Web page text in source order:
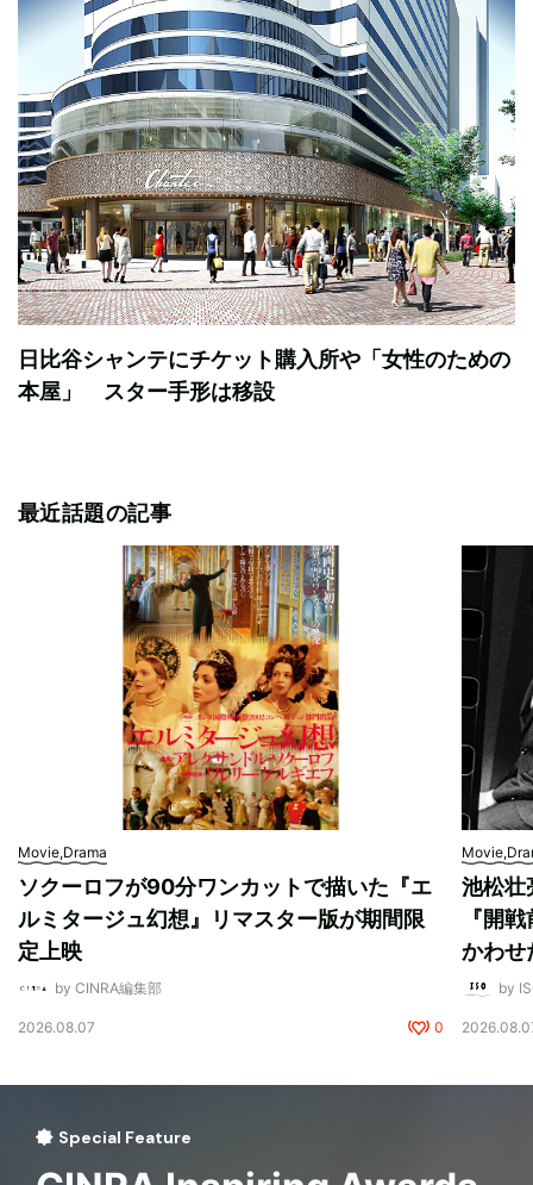
日比谷シャンテにチケット購入所や「女性のための
本屋」 スター手形は移設
最近話題の記事
Movie,Drama
ソクーロフが90分ワンカットで描いた『エ
ルミタージュ幻想』リマスター版が期間限
定上映
by CINRA編集部
2026.08.07 0
池松壮
『開
かわせ
by
Special Feature